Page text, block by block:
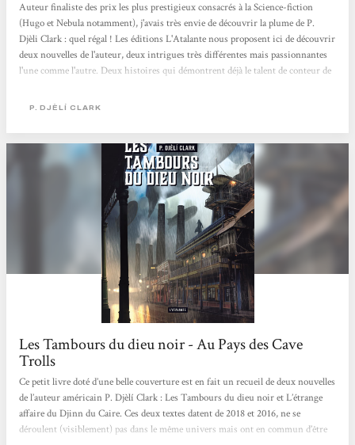
Auteur finaliste des prix les plus prestigieux consacrés à la Science-fiction
(Hugo et Nebula notamment), j'avais très envie de découvrir la plume de P.
Djèli Clark : quel régal ! Les éditions L'Atalante nous proposent ici de découvrir
deux nouvelles de l'auteur, deux intrigues très différentes mais passionnantes
l'une comme l'autre. Deux histoires qui démontrent déjà le talent de conteur de
univers et dont on ressort avec admiration. En effet le genre de la nouvelle est
P. DJÈLÍ CLARK
Les Tambours du dieu noir - Au Pays des Cave
Trolls
Ce petit livre doté d’une belle couverture est en fait un recueil de deux nouvelles
de l’auteur américain P. Djèlí Clark : Les Tambours du dieu noir et L’étrange
affaire du Djinn du Caire. Ces deux textes datent de 2018 et 2016, ne se
déroulent (visiblement) pas dans le même univers mais ont en commun d’être